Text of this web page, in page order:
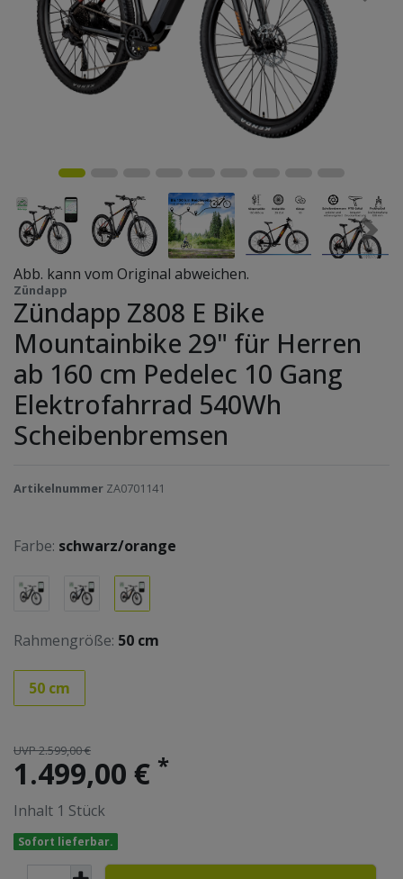
Abb. kann vom Original abweichen.
Zündapp
Zündapp Z808 E Bike
Mountainbike 29" für Herren
ab 160 cm Pedelec 10 Gang
Elektrofahrrad 540Wh
Scheibenbremsen
Artikelnummer ZA0701141
Farbe: schwarz/orange
Rahmengröße: 50 cm
50 cm
UVP 2.599,00 €
1.499,00 € *
Inhalt 1 Stück
Sofort lieferbar.